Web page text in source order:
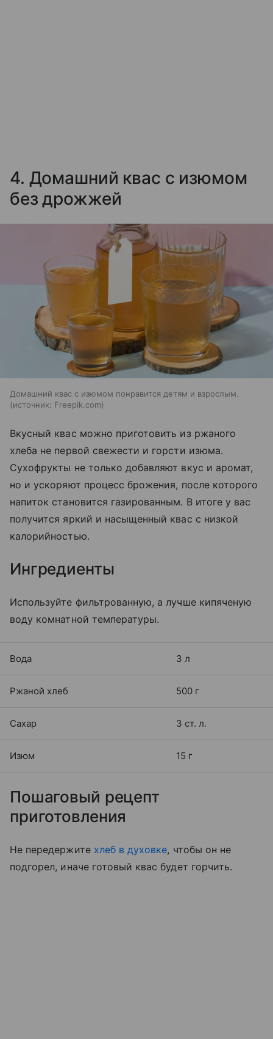
4. Домашний квас с изюмом
без дрожжей
Домашний квас с изюмом понравится детям и взрослым.
источник: Freepik.com
Вкусный квас можно приготовить из ржаного
хлеба не первой свежести и горсти изюма.
Сухофрукты не только добавляют вкус и аромат,
но и ускоряют процесс брожения, после которого
напиток становится газированным. В итоге у вас
получится яркий и насыщенный квас с низкой
калорийностью.
Ингредиенты
Используйте фильтрованную, а лучше кипяченую
воду комнатной температуры.
Вода 3 л
Ржаной хлеб 500 г
Сахар 3 ст. л.
Изюм 15 г
Пошаговый рецепт
приготовления
Не передержите хлеб в духовке, чтобы он не
подгорел, иначе готовый квас будет горчить.